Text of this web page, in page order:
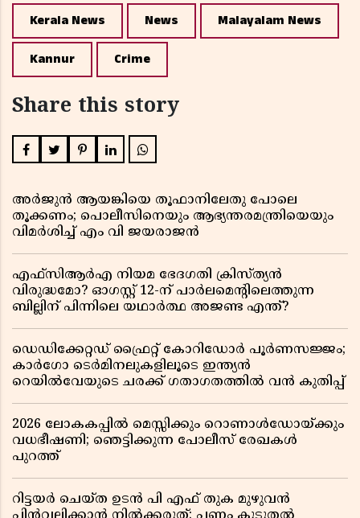
Kerala News News Malayalam News
Kannur Crime
Share this story
അർജുൻ ആയങ്കിയെ തൂഫാനിലേതു പോലെ
തൂക്കണം; പൊലീസിനെയും ആഭ്യന്തരമന്ത്രിയെയും
വിമർശിച്ച് എം വി ജയരാജൻ
എഫ്സിആർഎ നിയമ ഭേദഗതി ക്രിസ്ത്യൻ
വിരുദ്ധമോ? ഓഗസ്റ്റ് 12-ന് പാർലമെന്റിലെത്തുന്ന
ബില്ലിന് പിന്നിലെ യഥാർത്ഥ അജണ്ട എന്ത്?
ഡെഡിക്കേറ്റഡ് ഫ്രൈറ്റ് കോറിഡോർ പൂർണസജ്ജം;
കാർഗോ ടെർമിനലുകളിലൂടെ ഇന്ത്യൻ
റെയിൽവേയുടെ ചരക്ക് ഗതാഗതത്തിൽ വൻ കുതിപ്പ്
2026 ലോകകപ്പിൽ മെസ്സിക്കും റൊണാൾഡോയ്ക്കും
വധഭീഷണി; ഞെട്ടിക്കുന്ന പോലീസ് രേഖകൾ
പുറത്ത്
റിട്ടയർ ചെയ്ത ഉടൻ പി എഫ് തുക മുഴുവൻ